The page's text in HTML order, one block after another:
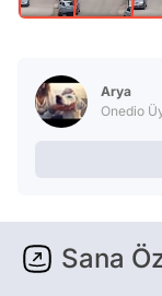
Arya
Onedio
Sana